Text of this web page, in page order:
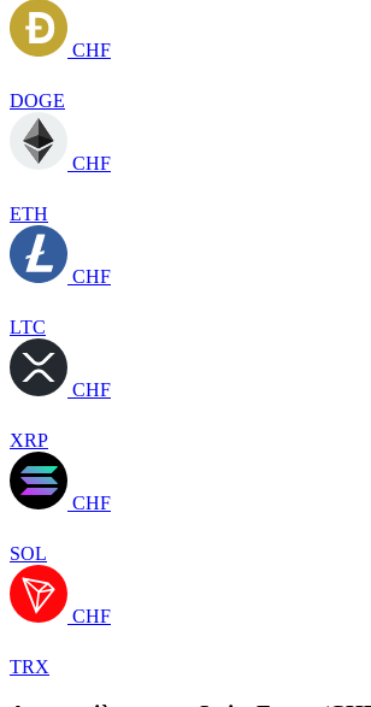
CHF
DOGE
CHF
ETH
CHF
LTC
CHF
XRP
CHF
SOL
CHF
TRX